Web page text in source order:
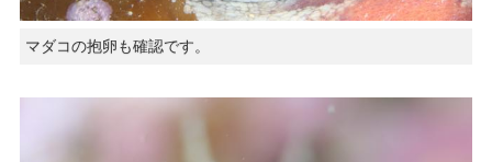
マダコの抱卵も確認です。